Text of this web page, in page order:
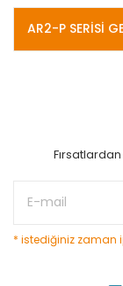
AR2-P SERİSİ
* istediğiniz zaman